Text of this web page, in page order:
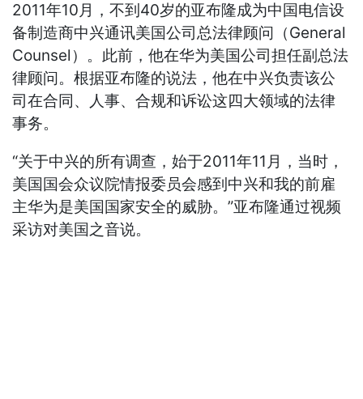
2011年10月，不到40岁的亚布隆成为中国电信设
备制造商中兴通讯美国公司总法律顾问（General
Counsel）。此前，他在华为美国公司担任副总法
律顾问。根据亚布隆的说法，他在中兴负责该公
司在合同、人事、合规和诉讼这四大领域的法律
事务。
“关于中兴的所有调查，始于2011年11月，当时，
美国国会众议院情报委员会感到中兴和我的前雇
主华为是美国国家安全的威胁。”亚布隆通过视频
采访对美国之音说。